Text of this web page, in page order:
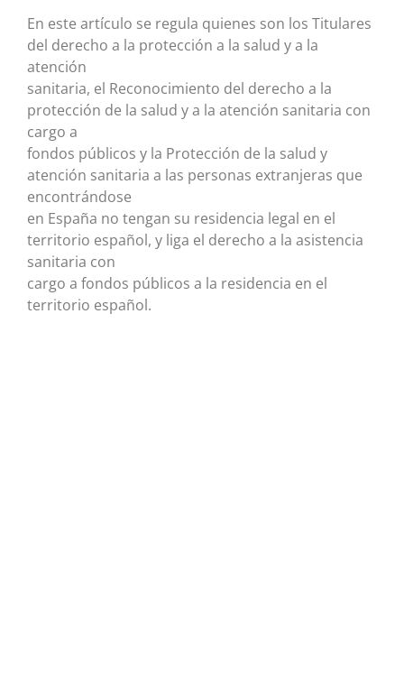
En este artículo se regula quienes son los Titulares
del derecho a la protección a la salud y a la
atención
sanitaria, el Reconocimiento del derecho a la
protección de la salud y a la atención sanitaria con
cargo a
fondos públicos y la Protección de la salud y
atención sanitaria a las personas extranjeras que
encontrándose
en España no tengan su residencia legal en el
territorio español, y liga el derecho a la asistencia
sanitaria con
cargo a fondos públicos a la residencia en el
territorio español.